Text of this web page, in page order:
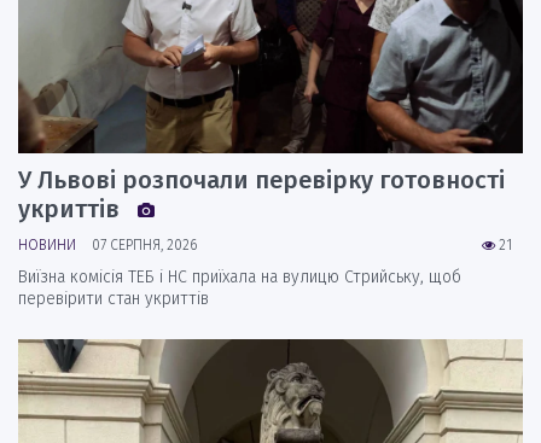
У Львові розпочали перевірку готовності
укриттів
21
НОВИНИ 07 СЕРПНЯ, 2026
Виїзна комісія ТЕБ і НС приїхала на вулицю Стрийську, щоб
перевірити стан укриттів